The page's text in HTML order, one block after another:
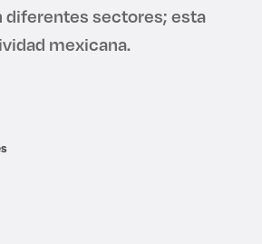
sectores; esta
mexicana.